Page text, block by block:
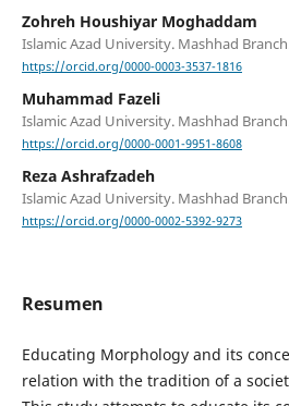
Zohreh Houshiyar Moghaddam
Islamic Azad University. Mashhad
https://orcid.org/0000-0003-3537-1816
Muhammad Fazeli
Islamic Azad University. Mashhad
https://orcid.org/0000-0001-9951-8608
Reza Ashrafzadeh
Islamic Azad University. Mashhad
https://orcid.org/0000-0002-5392-9273
Resumen
Educating Morphology and its
relation with the tradition of a